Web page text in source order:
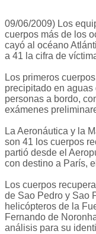
09/06/2009) Los
cuerpos más de los
cayó al océano
a 41 la cifra de
Los primeros
precipitado en
personas a bordo,
exámenes
La Aeronáutica y la
son 41 los cuerpos
partió desde el
con destino a París,
Los cuerpos
de Sao Pedro y Sao
helicópteros de la
Fernando de
análisis para su